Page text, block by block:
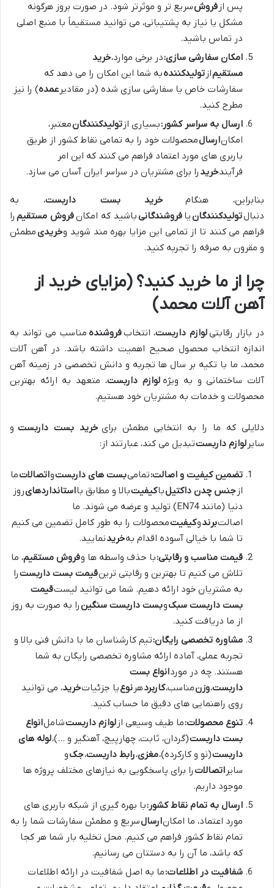
پس از فروشسریع تر و موثرتر شود. در صورت بروز هرگونه
مشکل یا نیاز به پشتیبانی، می توانید مستقیماً با منبع اصلی
در تماس باشید.
امکان سفارشی سازی:در برخی موارد،خرید
مستقیماز تولیدکنندهبه شما این امکان را می دهد که
سفارشات خاص یا سفارشی سازی شده (در مقادیر عمده) را نیز
مطرح کنید.
ارسال به سراسر کشور:بسیاری از تولیدکنندگانمعتبر،
امکانارسالمحصولات خود را به تمامی نقاط کشور از طریق
باربری های مورد اعتماد فراهم می کنند که این امر
فرآیندخریدرا برای مشتریان در سراسر ایران آسان می سازد.
بنابراین، هنگام خرید بست داربست، به
دنبالتولیدکنندگانیا فروشندگانیباشید که امکانفروش مستقیم را
فراهم می کنند تا از تمامی این مزایا بهره مند شوید وخریدیمطمئن
و مقرون به صرفه را تجربه کنید.
چرا از ما خرید کنید؟ (مزایای خرید از
آهن آلات محمد)
در بازار رقابتیلوازم داربست، انتخابفروشنده مناسب می تواند به
اندازه انتخاب محصول صحیح اهمیت داشته باشد. در آهن آلات
محمد، ما با تکیه بر سال ها تجربه و دانش تخصصی در زمینه آهن
آلات ساختمانی و به ویژه لوازم داربست، متعهد به ارائه بهترین
محصولات و خدمات به مشتریان خود هستیم.
دلایلی که ما را به انتخابی مطمئن برای خرید بست داربست و
سایر لوازم داربستتبدیل می کند، عبارتند از:
تضمین کیفیت و اصالت:تمامیبست های داربستواتصالاتما
از جنس چدن داکتیلباکیفیتبالا و مطابق بااستانداردهایروز
دنیا (مانند EN74) تولید و عرضه می شوند. ما
اصالتبرندوکیفیتمحصولات را به طور کامل تضمین می کنیم
تا شما با خیالی آسوده اقدام بهخریدنمایید.
قیمت مناسب و رقابتی:با حذف واسطه ها وفروش مستقیم، ما
تلاش می کنیم تا بهترین و رقابتی ترینقیمت بست داربسترا
به مشتریان خود ارائه دهیم. شما می توانید لیستقیمت
بست داربست سبکوبست داربست سنگینرا به صورت به روز
از ما دریافت کنید.
مشاوره تخصصی رایگان:تیم کارشناسان ما با دانش فنی بالا و
تجربه عملی، آماده ارائه مشاوره تخصصی رایگان به شما
هستند. چه در موردانواع بست
داربست،وزنمناسب،کاربردهر نوعیا جزئیاتخرید، می توانید
روی راهنمایی های دقیق ما حساب کنید.
تنوع محصولات:ما طیف وسیعی از لوازم داربستشاملانواع
بست داربست(گردان، ثابت، چهارپیچ، آهنگیر و …)،لوله های
داربست(نو و کارکرده)،مغزی،رابط داربست،جکو
سایر اتصالات را برای پاسخگویی به نیازهای مختلف پروژه ها
موجود داریم.
ارسال به تمام نقاط کشور:با بهره گیری از شبکه باربری های
مورد اعتماد، ما امکانارسالسریع و مطمئن سفارشات شما را به
تمام نقاط کشور فراهم می کنیم. محل تخلیه بار شما هر کجا
که باشد، ما آن را به دستتان می رسانیم.
شفافیت در اطلاعات:ما به اصل شفافیت در ارائه اطلاعات